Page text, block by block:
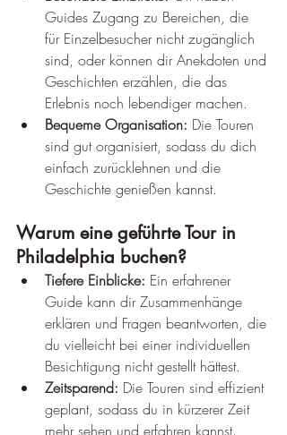
Guides Zugang zu Bereichen, die
für Einzelbesucher nicht zugänglich
sind, oder können dir Anekdoten und
Geschichten erzählen, die das
Erlebnis noch lebendiger machen.
Bequeme Organisation: Die Touren
sind gut organisiert, sodass du dich
einfach zurücklehnen und die
Geschichte genießen kannst.
Warum eine geführte Tour in
Philadelphia buchen?
Tiefere Einblicke: Ein erfahrener
Guide kann dir Zusammenhänge
erklären und Fragen beantworten, die
du vielleicht bei einer individuellen
Besichtigung nicht gestellt hättest.
Zeitsparend: Die Touren sind effizient
geplant, sodass du in kürzerer Zeit
mehr sehen und erfahren kannst.